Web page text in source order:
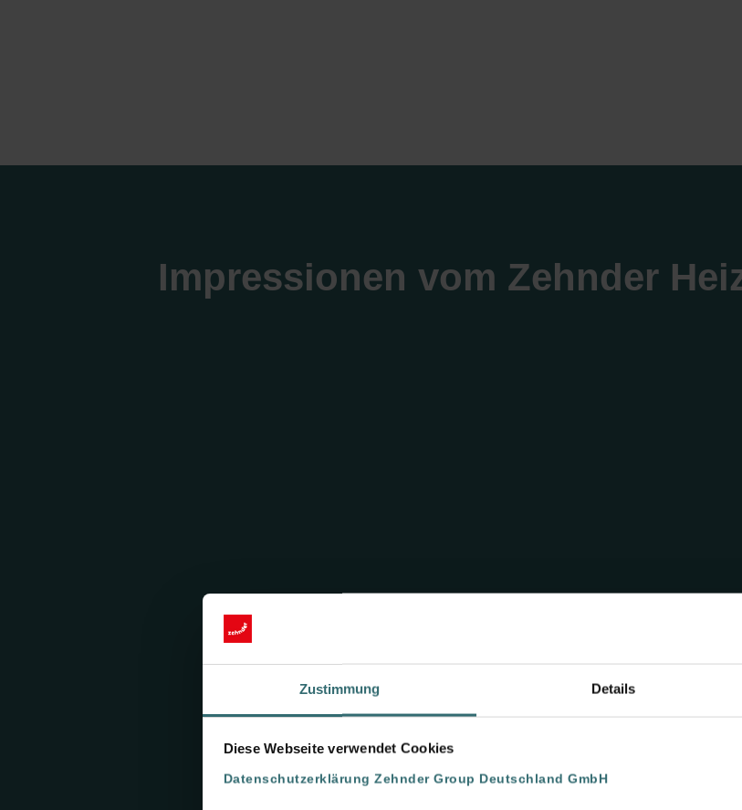
Zustimmung Details
Diese Webseite verwendet Cookies
Datenschutzerklärung Zehnder Group Deutschland GmbH
Impressionen vom Zehnder